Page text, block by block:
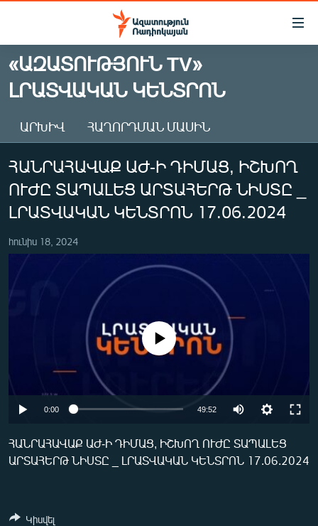
Մատչելիության
Անցնել
հիմնական
բովանդակությանը
հիմնական
ԱԶԱՏՈՒԹՅՈՒՆ TV
ՀԱՅԱՍՏԱՆ
ՔԱՂԱՔԱԿԱՆ
ԻՐԱՎՈՒՆՔ
ՂԱՐԱԲԱՂ
ՊԱՏԵՐԱԶՄԻ 6 ՇԱԲԱԹՆԵՐԸ
ՏԱՐԱԾԱՇՐՋԱՆ
ՄԻՋԱԶԳԱՅԻՆ
ՄԵԿՆԱԲԱՆՈՒԹՅՈՒՆ
ԿՈՐՈՆԱՎԻՐՈՒՍ
ՏԵՍԱՆՅՈՒԹԵՐ
«ԱԶԱՏՈՒԹՅՈՒՆ TV»
ԼՐԱՏՎԱԿԱՆ ԿԵՆՏՐՈՆ
ԱՐԽԻՎ ՀԱՂՈՐԴՄԱՆ ՄԱՍԻՆ
ՀԱՆՐԱՀԱՎԱՔ ԱԺ-Ի ԴԻՄԱՑ, ԻՇԽՈՂ
ՈՒԺԸ ՏԱՊԱԼԵՑ ԱՐՏԱՀԵՐԹ ՆԻՍՏԸ _
ԼՐԱՏՎԱԿԱՆ ԿԵՆՏՐՈՆ 17.06.2024
հունիս 18, 2024
No media source currently available
0:00 49:52
360p
ՀԱՆՐԱՀԱՎԱՔ ԱԺ-Ի ԴԻՄԱՑ, ԻՇԽՈՂ ՈՒԺԸ ՏԱՊԱԼԵՑ
ԱՐՏԱՀԵՐԹ ՆԻՍՏԸ _ ԼՐԱՏՎԱԿԱՆ ԿԵՆՏՐՈՆ 17.06.2024
Կիսվել